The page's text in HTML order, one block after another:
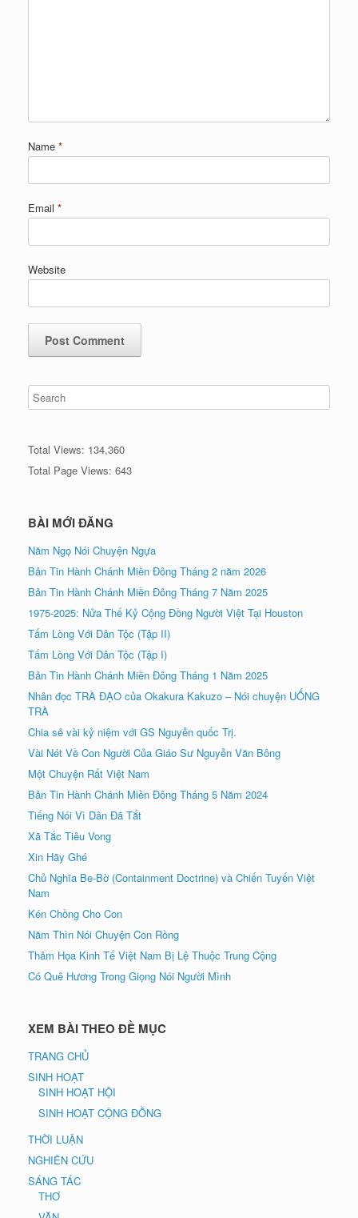
Name *
Email *
Website
Total Views: 134,360
Total Page Views: 643
BÀI MỚI ĐĂNG
Năm Ngọ Nói Chuyện Ngựa
Bản Tin Hành Chánh Miền Đông Tháng 2 năm 2026
Bản Tin Hành Chánh Miền Đông Tháng 7 Năm 2025
1975-2025: Nửa Thế Kỷ Cộng Đồng Người Việt Tại Houston
Tấm Lòng Với Dân Tộc (Tập II)
Tấm Lòng Với Dân Tộc (Tập I)
Bản Tin Hành Chánh Miền Đông Tháng 1 Năm 2025
Nhân đọc TRÀ ÐẠO của Okakura Kakuzo – Nói chuyện UỐNG
TRÀ
Chia sẻ vài kỷ niệm với GS Nguyễn quốc Trị.
Vài Nét Về Con Người Của Giáo Sư Nguyễn Văn Bông
Một Chuyện Rất Việt Nam
Bản Tin Hành Chánh Miền Đông Tháng 5 Năm 2024
Tiếng Nói Vì Dân Đã Tắt
Xã Tắc Tiêu Vong
Xin Hãy Ghé
Chủ Nghĩa Be-Bờ (Containment Doctrine) và Chiến Tuyến Việt
Nam
Kén Chồng Cho Con
Năm Thìn Nói Chuyện Con Rồng
Thảm Họa Kinh Tế Việt Nam Bị Lệ Thuộc Trung Cộng
Có Quê Hương Trong Giọng Nói Người Mình
XEM BÀI THEO ĐỀ MỤC
TRANG CHỦ
SINH HOẠT
SINH HOẠT HỘI
SINH HOẠT CỘNG ĐỒNG
THỜI LUẬN
NGHIÊN CỨU
SÁNG TÁC
THƠ